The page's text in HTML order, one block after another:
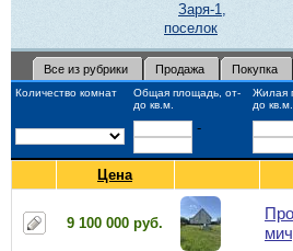
Заря-1,
поселок
Все из рубрики Продажа Покупка
Количество комнат
Общая площадь, от-
до кв.м.
Жилая
до кв.м.
-
Цена
9 100 000 руб.